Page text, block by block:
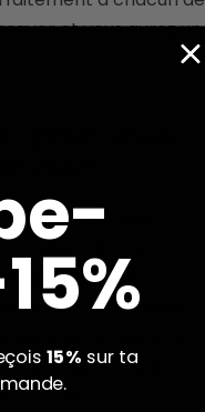
et vous aurez un
pour vous
airbone présente
possède des
vos petites
aux chocs.
le style militaire,
passez pas à
d’en avoir.
15% sur ta